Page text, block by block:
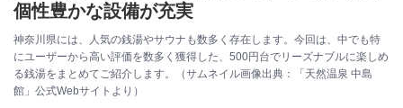
個性豊かな設備が充実
神奈川県には、人気の銭湯やサウナも数多く存在します。今回は、中でも特
にユーザーから高い評価を数多く獲得した、500円台でリーズナブルに楽しめ
る銭湯をまとめてご紹介します。（サムネイル画像出典：「天然温泉 中島
館」公式Webサイトより）